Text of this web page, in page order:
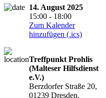
14. August 2025
15:00 - 18:00
Zum Kalender
hinzufügen (.ics)
Treffpunkt Prohlis
(Malteser Hilfsdienst
e.V.)
Berzdorfer Straße 20,
01239 Dresden,